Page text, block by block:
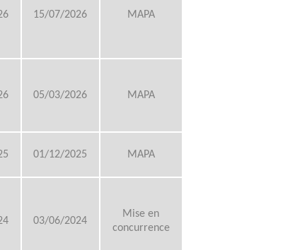
15/07/2026 MAPA
05/03/2026 MAPA
01/12/2025 MAPA
03/06/2024
Mise en
concurrence